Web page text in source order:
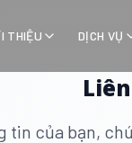
THIỆU DỊCH VỤ
tin của bạn,